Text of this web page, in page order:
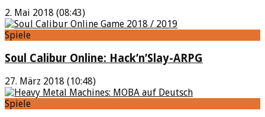
2. Mai 2018 (08:43)
Spiele
Soul Calibur Online: Hack’n’Slay-ARPG
27. März 2018 (10:48)
Spiele